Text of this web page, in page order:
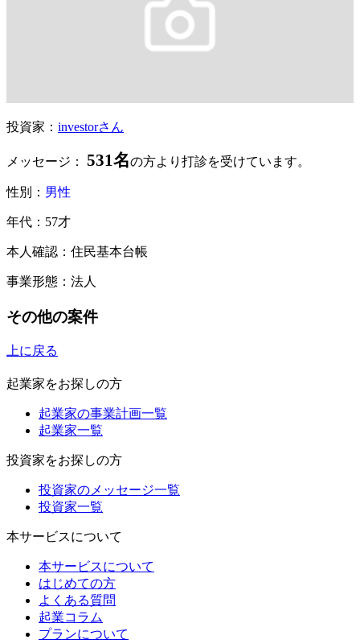
投資家： investorさん
メッセージ： 531名の方より打診を受けています。
性別： 男性
年代：57才
本人確認：住民基本台帳
事業形態：法人
その他の案件
上に戻る
起業家をお探しの方
起業家の事業計画一覧
起業家一覧
投資家をお探しの方
投資家のメッセージ一覧
投資家一覧
本サービスについて
本サービスについて
はじめての方
よくある質問
起業コラム
プランについて